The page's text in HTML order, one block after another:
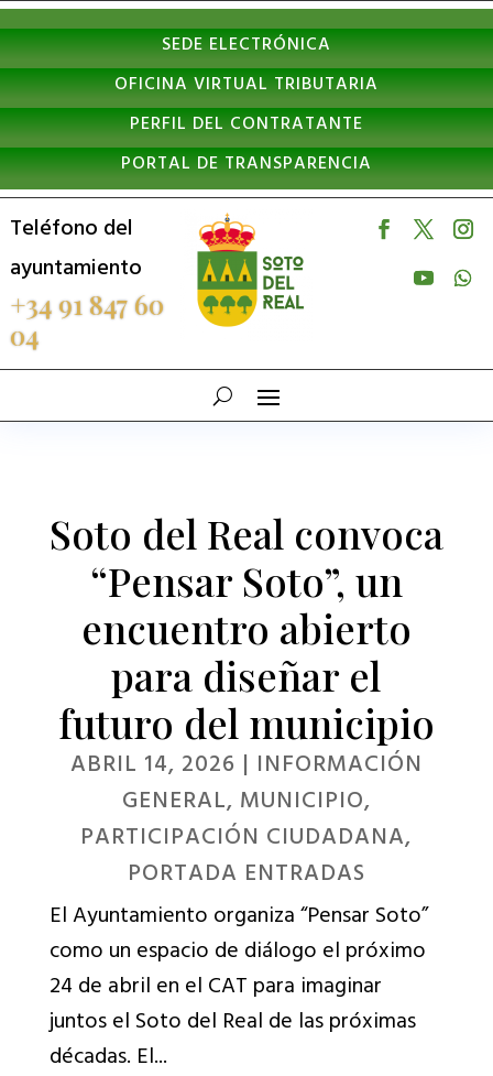
Nota:
este
sitio
web
incluye
un
sistema
de
accesibilidad.
SEDE ELECTRÓNICA
OFICINA VIRTUAL TRIBUTARIA
PERFIL DEL CONTRATANTE
PORTAL DE TRANSPARENCIA
Teléfono del
ayuntamiento
+34 91 847 60
04
Soto del Real convoca
“Pensar Soto”, un
encuentro abierto
para diseñar el
futuro del municipio
ABRIL 14, 2026 | INFORMACIÓN
GENERAL, MUNICIPIO,
PARTICIPACIÓN CIUDADANA,
PORTADA ENTRADAS
El Ayuntamiento organiza “Pensar Soto”
como un espacio de diálogo el próximo
24 de abril en el CAT para imaginar
juntos el Soto del Real de las próximas
décadas. El...